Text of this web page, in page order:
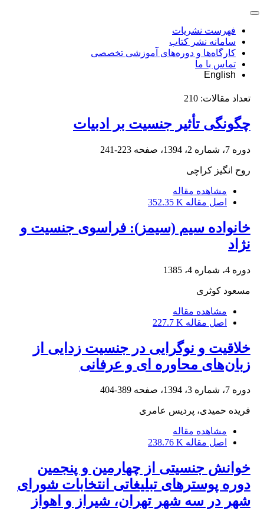
فهرست نشریات
سامانه نشر کتاب
کارگاه‌ها و دوره‌های آموزشی تخصصی
تماس با ما
English
تعداد مقالات: 210
چگونگی تأثیر جنسیت بر ادبیات
دوره 7، شماره 2، 1394، صفحه 223-241
روح انگیز کراچی
مشاهده مقاله
اصل مقاله 352.35 K
خانواده سیم (سیمز): فراسوی جنسیت و
نژاد
دوره 4، شماره 4، 1385
مسعود کوثری
مشاهده مقاله
اصل مقاله 227.7 K
خلاقیت و نوگرایی در جنسیت زدایی از
زبان‌های محاوره ای و عرفانی
دوره 7، شماره 3، 1394، صفحه 389-404
فریده حمیدی، پردیس عامری
مشاهده مقاله
اصل مقاله 238.76 K
خوانش جنسیتی از چهارمین و پنجمین
دوره پوسترهای تبلیغاتی انتخابات شورای
شهر در سه شهر تهران، شیراز و اهواز